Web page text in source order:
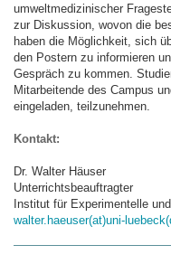
umweltmedizinischer
zur Diskussion, wovon die
haben die Möglichkeit, sich
den Postern zu informieren
Gespräch zu kommen.
Mitarbeitende des Campus
eingeladen, teilzunehmen.
Kontakt:
Dr. Walter Häuser
Unterrichtsbeauftragter
Institut für Experimentelle
walter.haeuser(at)uni-